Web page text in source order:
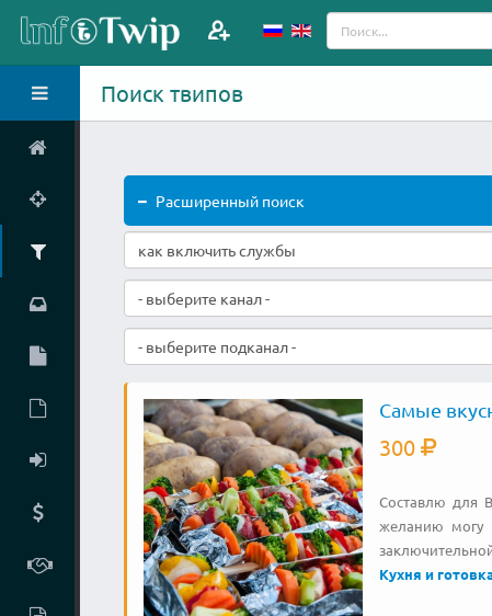
Поиск твипов
Расширенный поиск
- выберите канал -
- выберите подканал -
Самые
300
Составлю для
желанию могу
Кухня и